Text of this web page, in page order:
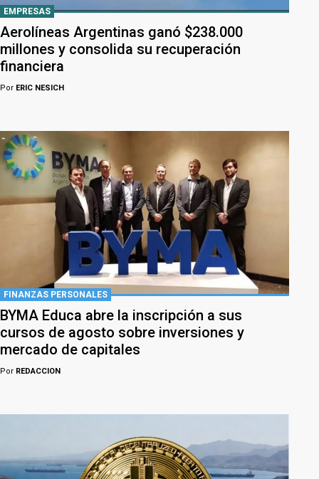
EMPRESAS
Aerolíneas Argentinas ganó $238.000
millones y consolida su recuperación
financiera
Por ERIC NESICH
FINANZAS PERSONALES
BYMA Educa abre la inscripción a sus
cursos de agosto sobre inversiones y
mercado de capitales
Por REDACCION